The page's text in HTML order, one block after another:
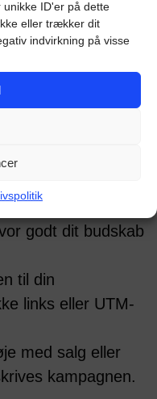
ID'er på dette
eller trækker dit
indvirkning på visse
parters
influencer-
og
godt dit budskab
til din
links eller UTM-
med salg eller
kampagnen.